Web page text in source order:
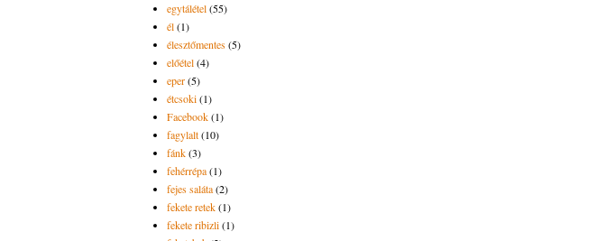
egytálétel(55)
él(1)
élesztőmentes(5)
előétel(4)
eper(5)
étcsoki(1)
Facebook(1)
fagylalt(10)
fánk(3)
fehérrépa(1)
fejes saláta(2)
fekete retek(1)
fekete ribizli(1)